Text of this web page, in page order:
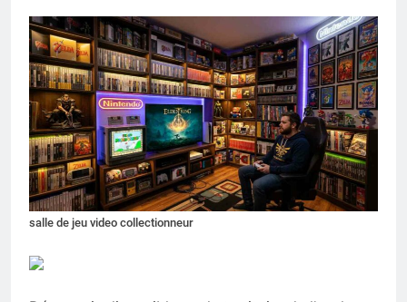
salle de jeu video collectionneur